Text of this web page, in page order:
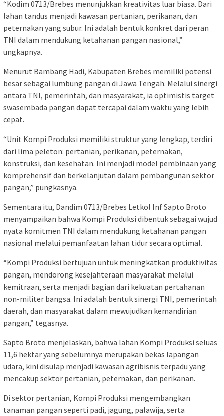
“Kodim 0713/Brebes menunjukkan kreativitas luar biasa. Dari
lahan tandus menjadi kawasan pertanian, perikanan, dan
peternakan yang subur. Ini adalah bentuk konkret dari peran
TNI dalam mendukung ketahanan pangan nasional,”
ungkapnya.
Menurut Bambang Hadi, Kabupaten Brebes memiliki potensi
besar sebagai lumbung pangan di Jawa Tengah. Melalui sinergi
antara TNI, pemerintah, dan masyarakat, ia optimistis target
swasembada pangan dapat tercapai dalam waktu yang lebih
cepat.
“Unit Kompi Produksi memiliki struktur yang lengkap, terdiri
dari lima peleton: pertanian, perikanan, peternakan,
konstruksi, dan kesehatan. Ini menjadi model pembinaan yang
komprehensif dan berkelanjutan dalam pembangunan sektor
pangan,” pungkasnya.
Sementara itu, Dandim 0713/Brebes Letkol Inf Sapto Broto
menyampaikan bahwa Kompi Produksi dibentuk sebagai wujud
nyata komitmen TNI dalam mendukung ketahanan pangan
nasional melalui pemanfaatan lahan tidur secara optimal.
“Kompi Produksi bertujuan untuk meningkatkan produktivitas
pangan, mendorong kesejahteraan masyarakat melalui
kemitraan, serta menjadi bagian dari kekuatan pertahanan
non-militer bangsa. Ini adalah bentuk sinergi TNI, pemerintah
daerah, dan masyarakat dalam mewujudkan kemandirian
pangan,” tegasnya.
Sapto Broto menjelaskan, bahwa lahan Kompi Produksi seluas
11,6 hektar yang sebelumnya merupakan bekas lapangan
udara, kini disulap menjadi kawasan agribisnis terpadu yang
mencakup sektor pertanian, peternakan, dan perikanan.
Di sektor pertanian, Kompi Produksi mengembangkan
tanaman pangan seperti padi, jagung, palawija, serta